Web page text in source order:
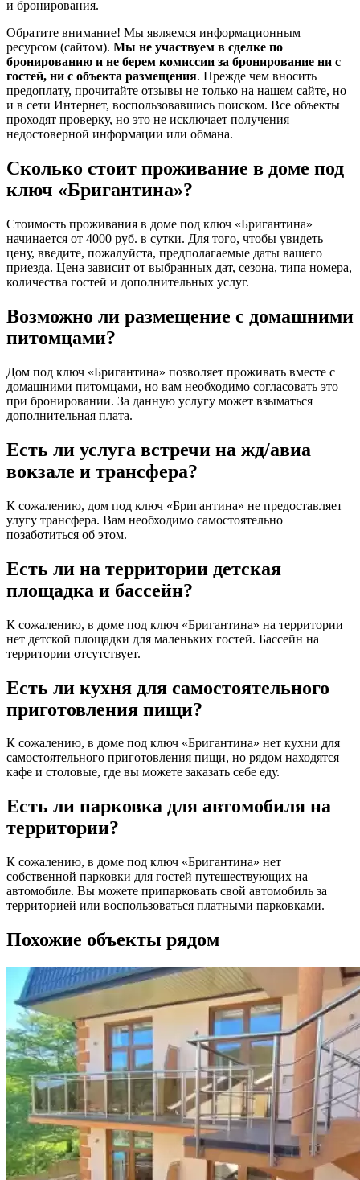
и бронирования.
Обратите внимание! Мы являемся информационным
ресурсом (сайтом). Мы не участвуем в сделке по
бронированию и не берем комиссии за бронирование ни с
гостей, ни с объекта размещения. Прежде чем вносить
предоплату, прочитайте отзывы не только на нашем сайте, но
и в сети Интернет, воспользовавшись поиском. Все объекты
проходят проверку, но это не исключает получения
недостоверной информации или обмана.
Сколько стоит проживание в доме под
ключ «Бригантина»?
Стоимость проживания в доме под ключ «Бригантина»
начинается от 4000 руб. в сутки. Для того, чтобы увидеть
цену, введите, пожалуйста, предполагаемые даты вашего
приезда. Цена зависит от выбранных дат, сезона, типа номера,
количества гостей и дополнительных услуг.
Возможно ли размещение с домашними
питомцами?
Дом под ключ «Бригантина» позволяет проживать вместе с
домашними питомцами, но вам необходимо согласовать это
при бронировании. За данную услугу может взыматься
дополнительная плата.
Есть ли услуга встречи на жд/авиа
вокзале и трансфера?
К сожалению, дом под ключ «Бригантина» не предоставляет
улугу трансфера. Вам необходимо самостоятельно
позаботиться об этом.
Есть ли на территории детская
площадка и бассейн?
К сожалению, в доме под ключ «Бригантина» на территории
нет детской площадки для маленьких гостей. Бассейн на
территории отсутствует.
Есть ли кухня для самостоятельного
приготовления пищи?
К сожалению, в доме под ключ «Бригантина» нет кухни для
самостоятельного приготовления пищи, но рядом находятся
кафе и столовые, где вы можете заказать себе еду.
Есть ли парковка для автомобиля на
территории?
К сожалению, в доме под ключ «Бригантина» нет
собственной парковки для гостей путешествующих на
автомобиле. Вы можете припарковать свой автомобиль за
территорией или воспользоваться платными парковками.
Похожие объекты рядом